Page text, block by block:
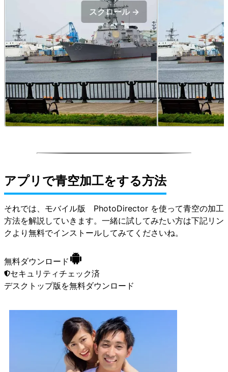
スクロール →
アプリで青空加工をする方法
それでは、モバイル版 PhotoDirector を使って青空の加工
方法を解説していきます。一緒に試してみたい方は下記リン
クより無料でインストールしてみてくださいね。
無料ダウンロード
セキュリティチェック済
デスクトップ版 を無料ダウンロード